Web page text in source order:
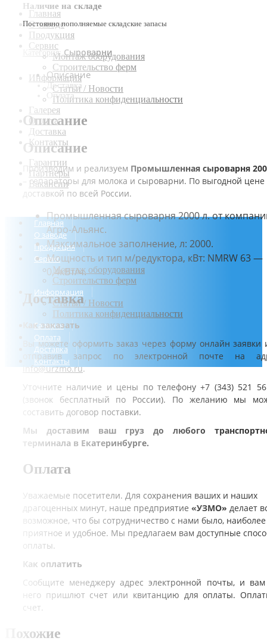
Главная
О заводе
Продукция
Сервис
Монтаж оборудования
Строительство ферм
Информация
Статьи / Новости
Политика конфиденциальности
Галерея
Оплата
Доставка
Контакты
Гарантии
Партнеры
Вакансии
Главная
О заводе
Продукция
Сервис
Монтаж оборудования
Строительство ферм
Информация
Статьи / Новости
Политика конфиденциальности
Галерея
Оплата
Доставка
Контакты
Наличие на складе
Постоянно пополняемые складские запасы
Категория: Сыроварни
Описание
Доставка
Оплата
Описание
Описание
Производим и реализуем Промышленная сыроварня
– сепараторы для молока и сыроварни. По выгодной цене
доставкой по всей России.
Промышленная сыроварня 2000 л. от
Агро-Альянс.
Максимальное заполнение, л: 2000.
Мощность и тип м/редуктора, кВт: NMRW 63 —
0,4кВт/ч.
Доставка
Как заказать
Вы можете оформить заказ через форму онлайн заявки
отправив запрос по электронной почте на
info@urzmo.ru.
Уточните наличие и цены по телефону +7 (343) 521
(звонок бесплатный по России). По желанию мы
составить договор поставки.
Мы доставим ваш груз до любого
терминала в Екатеринбурге.
Оплата
Уважаемые посетители. Для сохранения ваших и наших
драгоценных минут, наше предприятие «УЗМО» делает
возможное, что бы сотрудничество с нами было, наиболее
приятное и удобное. Мы предлагаем вам доступные
оплаты.
Как оплатить
Сообщите менеджеру адрес электронной почты, и
него пришлют счет или квитанцию для оплаты.
счет.
Похожие